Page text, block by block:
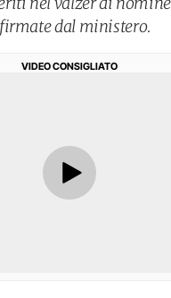
dal ministero.
VIDEO CONSIGLIATO